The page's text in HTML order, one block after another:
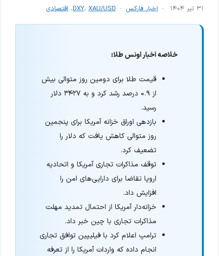
۳۱ تیر ۱۴۰۴ اخبار فارکس DXY، XAU/USD ، اقتصادی
خلاصه اخبار اونس طلا:
قیمت طلا برای دومین روز متوالی بیش
از ۰.۹ درصد رشد کرد و به ۳۴۲۷ دلار
رسید.
بازدهی اوراق خزانه آمریکا برای پنجمین
روز متوالی کاهش یافت که دلار را
تضعیف کرد.
توقف مذاکرات تجاری آمریکا و اتحادیه
اروپا تقاضا برای دارایی‌های امن را
افزایش داد.
خزانه‌دار آمریکا از احتمال تمدید مهلت
مذاکرات تجاری با چین خبر داد.
ترامپ اعلام کرد با فیلیپین توافق تجاری
انجام داده که واردات آمریکا را از تعرفه